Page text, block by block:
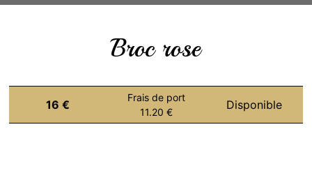
Broc rose
16 €
Frais de port
11.20 €
Disponible